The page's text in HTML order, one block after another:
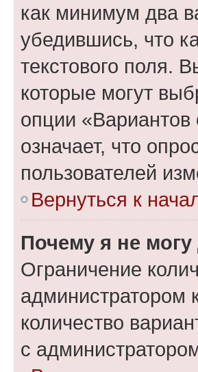
как минимум два
убедившись, что
текстового поля.
которые могут
опции «Вариантов
означает, что
пользователей
Вернуться к
Почему я не
Ограничение
администратором
количество
с